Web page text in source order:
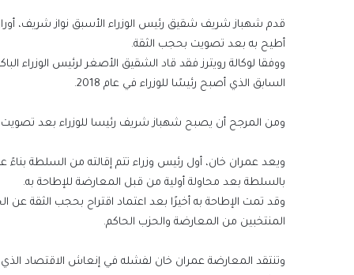
قدم شهباز شريف شقيق رئيس الوزراء الأسبق نواز شريف،
أطيح به بعد تصويت بحجب الثقة.
السابق الذي أصبح رئيسًا للوزراء في عام 2018.
ومن المرجح أن يصبح شهباز شريف رئيسا للوزراء بعد تصويت
ويعد عمران خان، أول رئيس وزراء تتم إقالته من السلطة
بالسلطة بعد محاولة أولية من قبل المعارضة للإطاحة به.
وقد تمت الإطاحة به أخيرًا بعد اعتماد اقتراح بحجب الثقة
المنتخبين من المعارضة والحزب الحاكم.
وتنتقد المعارضة عمران خان لفشله في إنعاش الاقتصاد